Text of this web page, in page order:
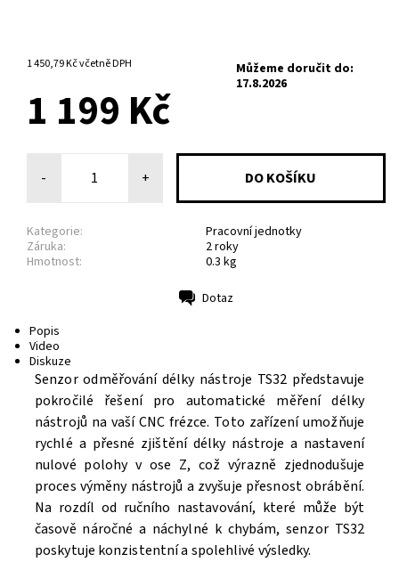
1 450,79 Kč včetně DPH
Můžeme doručit do:
17.8.2026
1 199 Kč
- +
Kategorie:
Pracovní jednotky
Záruka:
2 roky
Hmotnost:
0.3 kg
Dotaz
Popis
Video
Diskuze
Senzor odměřování délky nástroje TS32 představuje
pokročilé řešení pro automatické měření délky
nástrojů na vaší CNC frézce. Toto zařízení umožňuje
rychlé a přesné zjištění délky nástroje a nastavení
nulové polohy v ose Z, což výrazně zjednodušuje
proces výměny nástrojů a zvyšuje přesnost obrábění.
Na rozdíl od ručního nastavování, které může být
časově náročné a náchylné k chybám, senzor TS32
poskytuje konzistentní a spolehlivé výsledky.